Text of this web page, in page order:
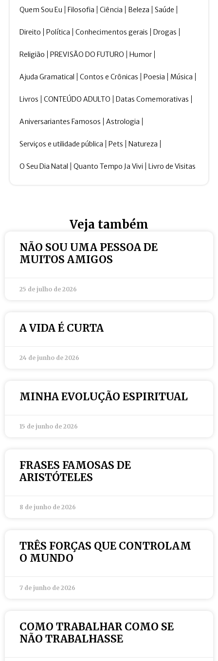
Quem Sou Eu Filosofia Ciência Beleza Saúde
Direito Política Conhecimentos gerais Drogas
Religião PREVISÃO DO FUTURO Humor
Ajuda Gramatical Contos e Crônicas Poesia Música
Livros CONTEÚDO ADULTO Datas Comemorativas
Aniversariantes Famosos Astrologia
Serviços e utilidade pública Pets Natureza
O Seu Dia Natal Quanto Tempo Ja Vivi Livro de Visitas
Veja também
NÃO SOU UMA PESSOA DE
MUITOS AMIGOS
25 de julho de 2026
A VIDA É CURTA
24 de junho de 2026
MINHA EVOLUÇÃO ESPIRITUAL
15 de junho de 2026
FRASES FAMOSAS DE
ARISTÓTELES
8 de junho de 2026
TRÊS FORÇAS QUE CONTROLAM
O MUNDO
7 de junho de 2026
COMO TRABALHAR COMO SE
NÃO TRABALHASSE